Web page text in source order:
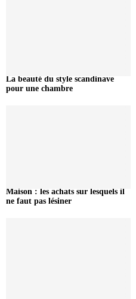
La beauté du style scandinave
pour une chambre
Maison : les achats sur lesquels il
ne faut pas lésiner